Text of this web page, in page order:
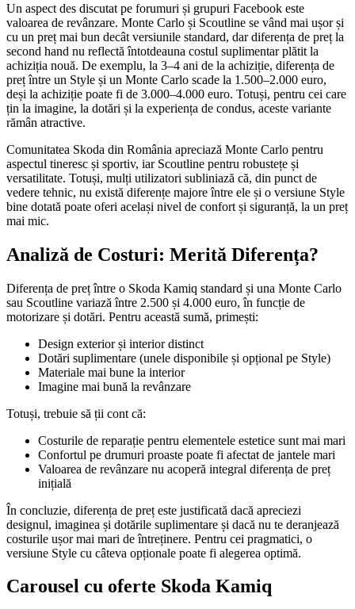
Un aspect des discutat pe forumuri și grupuri Facebook este
valoarea de revânzare. Monte Carlo și Scoutline se vând mai ușor și
cu un preț mai bun decât versiunile standard, dar diferența de preț la
second hand nu reflectă întotdeauna costul suplimentar plătit la
achiziția nouă. De exemplu, la 3–4 ani de la achiziție, diferența de
preț între un Style și un Monte Carlo scade la 1.500–2.000 euro,
deși la achiziție poate fi de 3.000–4.000 euro. Totuși, pentru cei care
țin la imagine, la dotări și la experiența de condus, aceste variante
rămân atractive.
Comunitatea Skoda din România apreciază Monte Carlo pentru
aspectul tineresc și sportiv, iar Scoutline pentru robustețe și
versatilitate. Totuși, mulți utilizatori subliniază că, din punct de
vedere tehnic, nu există diferențe majore între ele și o versiune Style
bine dotată poate oferi același nivel de confort și siguranță, la un preț
mai mic.
Analiză de Costuri: Merită Diferența?
Diferența de preț între o Skoda Kamiq standard și una Monte Carlo
sau Scoutline variază între 2.500 și 4.000 euro, în funcție de
motorizare și dotări. Pentru această sumă, primești:
Design exterior și interior distinct
Dotări suplimentare (unele disponibile și opțional pe Style)
Materiale mai bune la interior
Imagine mai bună la revânzare
Totuși, trebuie să ții cont că:
Costurile de reparație pentru elementele estetice sunt mai mari
Confortul pe drumuri proaste poate fi afectat de jantele mari
Valoarea de revânzare nu acoperă integral diferența de preț
inițială
În concluzie, diferența de preț este justificată dacă apreciezi
designul, imaginea și dotările suplimentare și dacă nu te deranjează
costurile ușor mai mari de întreținere. Pentru cei pragmatici, o
versiune Style cu câteva opționale poate fi alegerea optimă.
Carousel cu oferte Skoda Kamiq